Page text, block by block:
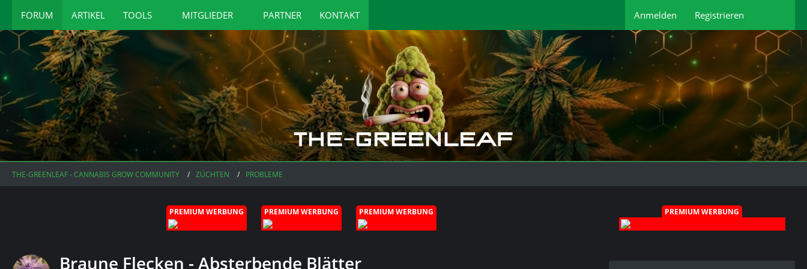
FORUM ARTIKEL TOOLS MITGLIEDER PARTNER KONTAKT Anmelden Registrieren
THE-GREENLEAF - CANNABIS GROW COMMUNITY ZÜCHTEN PROBLEME
PREMIUM WERBUNG PREMIUM WERBUNG PREMIUM WERBUNG
Braune Flecken - Absterbende Blätter
PREMIUM WERBUNG